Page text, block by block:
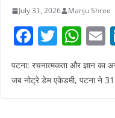
July 31, 2026 Manju Shree
F
c
e
T
itt
W
at
पटना: रचनात्मकता और ज्ञान का
जब नोट्रे डेम एकेडमी, पटना ने